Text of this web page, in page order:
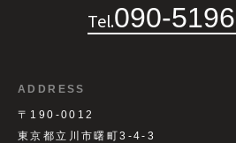
Tel.090-
ADDRESS
〒190-0012
東京都立川市曙町3-4-3